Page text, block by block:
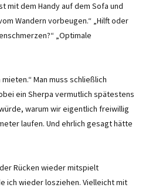
mit dem Handy auf dem Sofa und
Wandern vorbeugen.“ „Hilft oder
„Optimale
Man muss schließlich
ein Sherpa vermutlich spätestens
warum wir eigentlich freiwillig
laufen. Und ehrlich gesagt hätte
Rücken wieder mitspielt
ich wieder losziehen. Vielleicht mit